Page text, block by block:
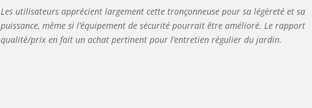
Les utilisateurs apprécient largement cette tronçonneuse pour sa légèreté et sa
puissance, même si l’équipement de sécurité pourrait être amélioré. Le rapport
qualité/prix en fait un achat pertinent pour l’entretien régulier du jardin.